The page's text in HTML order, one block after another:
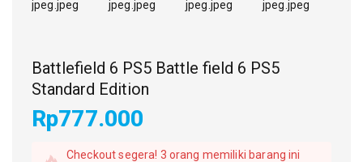
Battlefield 6 PS5 Battle field 6 PS5
Standard Edition
Rp777.000
9 produk terjual dalam 1 jam terakhir
Checkout segera! 3 orang memiliki barang ini